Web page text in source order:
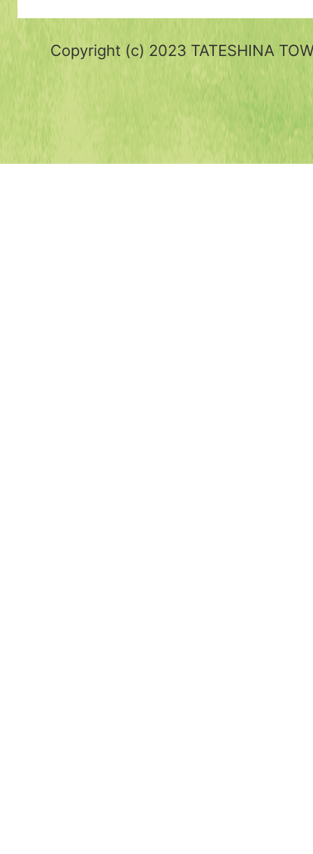
Copyright (c) 2023 TATESHINA